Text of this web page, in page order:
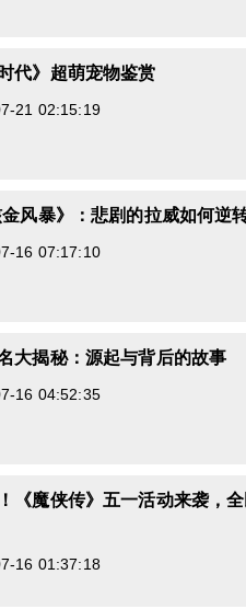
代》超萌宠物鉴赏
21 02:15:19
风暴》：悲剧的拉威如何逆
16 07:17:10
大揭秘：源起与背后的故事
16 04:52:35
《魔侠传》五一活动来袭，
16 01:37:18